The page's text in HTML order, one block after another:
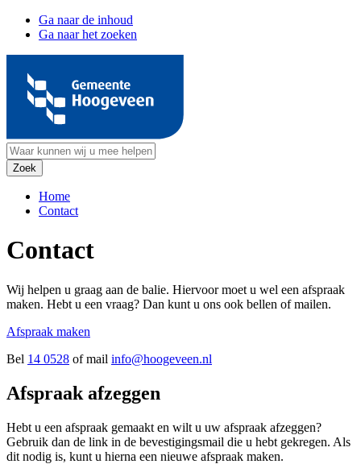
Ga naar de inhoud
Ga naar het zoeken
Home
Contact
Contact
Wij helpen u graag aan de balie. Hiervoor moet u wel een afspraak
maken. Hebt u een vraag? Dan kunt u ons ook bellen of mailen.
Afspraak maken
Bel 14 0528 of mail info@hoogeveen.nl
Afspraak afzeggen
Hebt u een afspraak gemaakt en wilt u uw afspraak afzeggen?
Gebruik dan de link in de bevestigingsmail die u hebt gekregen. Als
dit nodig is, kunt u hierna een nieuwe afspraak maken.